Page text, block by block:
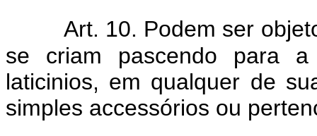
Art. 10. Podem ser
se criam pascendo para
laticinios, em qualquer de
simples accessórios ou